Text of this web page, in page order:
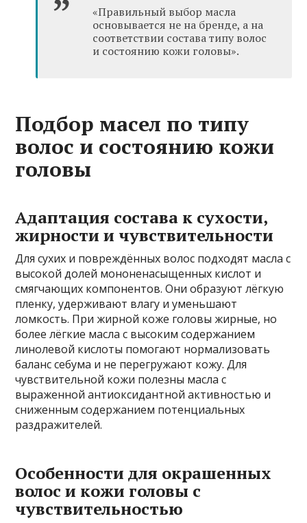
«Правильный выбор масла
основывается не на бренде, а на
соответствии состава типу волос
и состоянию кожи головы».
Подбор масел по типу
волос и состоянию кожи
головы
Адаптация состава к сухости,
жирности и чувствительности
Для сухих и повреждённых волос подходят масла с
высокой долей мононенасыщенных кислот и
смягчающих компонентов. Они образуют лёгкую
пленку, удерживают влагу и уменьшают
ломкость. При жирной коже головы жирные, но
более лёгкие масла с высоким содержанием
линолевой кислоты помогают нормализовать
баланс себума и не перегружают кожу. Для
чувствительной кожи полезны масла с
выраженной антиоксидантной активностью и
сниженным содержанием потенциальных
раздражителей.
Особенности для окрашенных
волос и кожи головы с
чувствительностью